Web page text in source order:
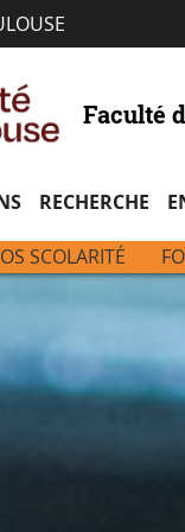
Faculté
RECHERCHE
SCOLARITÉ